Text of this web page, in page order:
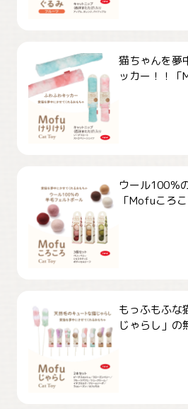
猫ちゃんを夢
ッカー！！
ウール100％
「Mofuころ
もっふもふな
じゃらし」の